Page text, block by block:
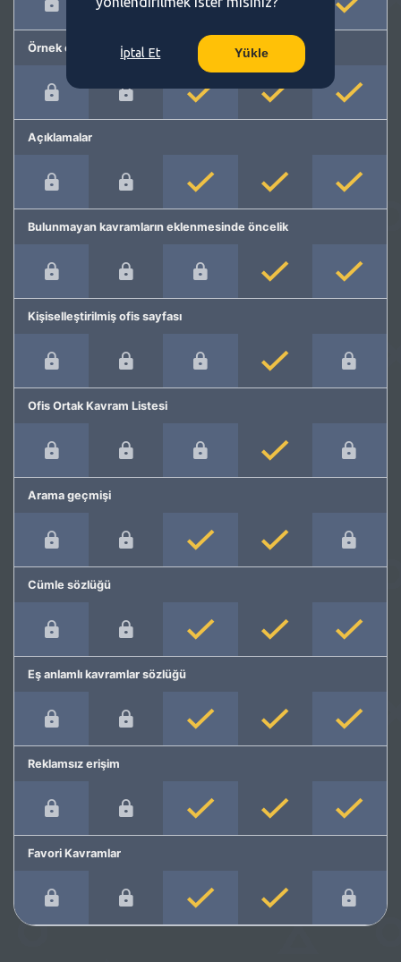
Örnek cümleler
Açıklamalar
Bulunmayan kavramların eklenmesinde öncelik
Kişiselleştirilmiş ofis sayfası
Ofis Ortak Kavram Listesi
Arama geçmişi
Cümle sözlüğü
Eş anlamlı kavramlar sözlüğü
Reklamsız erişim
Favori Kavramlar
İptal Et Yükle